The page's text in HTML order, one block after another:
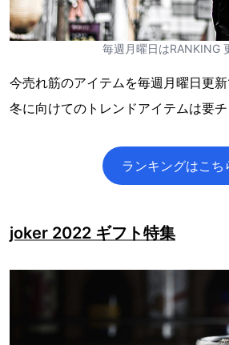
毎週月曜日はRANKING
今売れ筋のアイテムを毎週月曜日更新
冬に向けてのトレンドアイテムは要チ
ランキングはこち
joker 2022 ギフト特集